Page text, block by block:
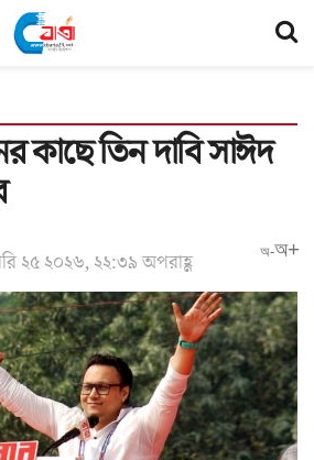
কাছে তিন দাবি সাঈদ
২৫ ২০২৬, ২২:৩৯ অপরাহ্ণ
অ-অ+